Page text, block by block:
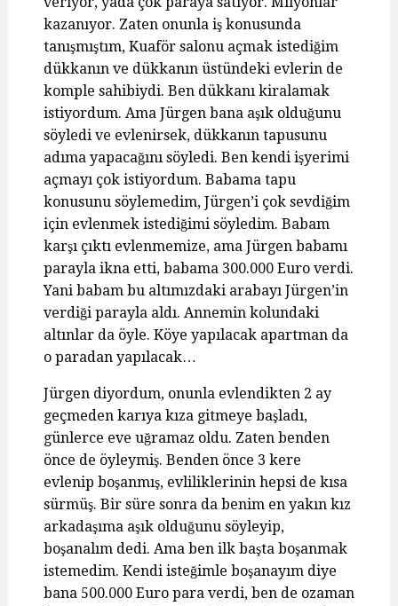
kazanıyor. Zaten onunla iş konusunda
tanışmıştım, Kuaför salonu açmak istediğim
dükkanın ve dükkanın üstündeki evlerin de
komple sahibiydi. Ben dükkanı kiralamak
istiyordum. Ama Jürgen bana aşık olduğunu
söyledi ve evlenirsek, dükkanın tapusunu
adıma yapacağını söyledi. Ben kendi işyerimi
açmayı çok istiyordum. Babama tapu
konusunu söylemedim, Jürgen’i çok sevdiğim
için evlenmek istediğimi söyledim. Babam
karşı çıktı evlenmemize, ama Jürgen babamı
parayla ikna etti, babama 300.000 Euro verdi.
Yani babam bu altımızdaki arabayı Jürgen’in
verdiği parayla aldı. Annemin kolundaki
altınlar da öyle. Köye yapılacak apartman da
o paradan yapılacak…
Jürgen diyordum, onunla evlendikten 2 ay
geçmeden karıya kıza gitmeye başladı,
günlerce eve uğramaz oldu. Zaten benden
önce de öyleymiş. Benden önce 3 kere
evlenip boşanmış, evliliklerinin hepsi de kısa
sürmüş. Bir süre sonra da benim en yakın kız
arkadaşıma aşık olduğunu söyleyip,
boşanalım dedi. Ama ben ilk başta boşanmak
istemedim. Kendi isteğimle boşanayım diye
bana 500.000 Euro para verdi, ben de ozaman